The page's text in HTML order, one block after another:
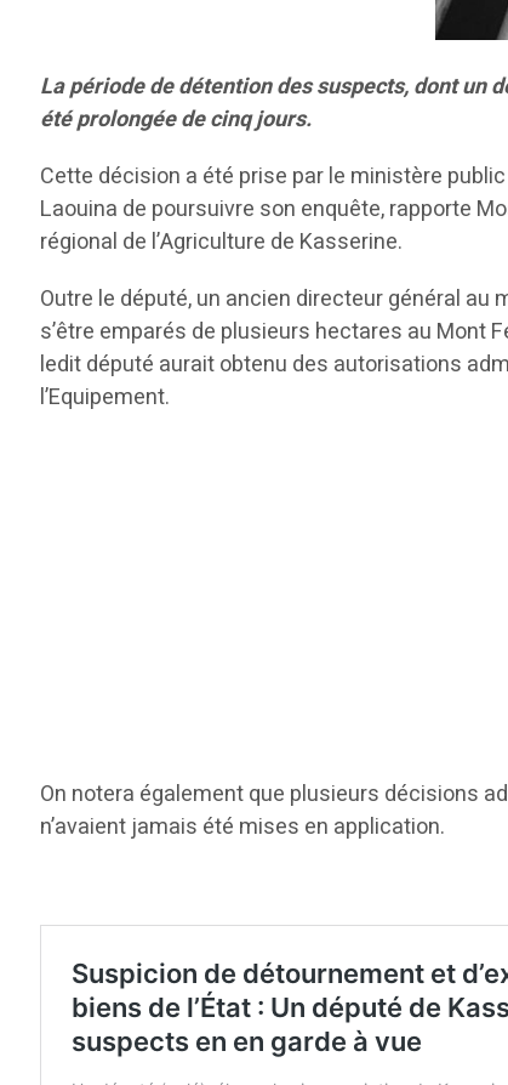
La période de détention des suspects, dont un
été prolongée de cinq jours.
Cette décision a été prise par le ministère
Laouina de poursuivre son enquête, rapporte
régional de l’Agriculture de Kasserine.
Outre le député, un ancien directeur général
s’être emparés de plusieurs hectares au Mont
ledit député aurait obtenu des autorisations
l’Equipement.
On notera également que plusieurs décisions
n’avaient jamais été mises en application.